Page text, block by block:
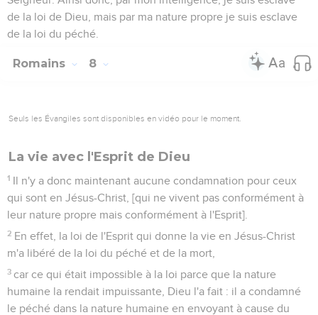
de la loi de Dieu, mais par ma nature propre je suis esclave
de la loi du péché.
Romains 8
Seuls les Évangiles sont disponibles en vidéo pour le moment.
La vie avec l'Esprit de Dieu
1 Il n'y a donc maintenant aucune condamnation pour ceux
qui sont en Jésus-Christ, [qui ne vivent pas conformément à
leur nature propre mais conformément à l'Esprit].
2 En effet, la loi de l'Esprit qui donne la vie en Jésus-Christ
m'a libéré de la loi du péché et de la mort,
3 car ce qui était impossible à la loi parce que la nature
humaine la rendait impuissante, Dieu l'a fait : il a condamné
le péché dans la nature humaine en envoyant à cause du